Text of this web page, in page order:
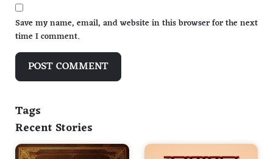
Save my name, email, and website in this browser for the next
time I comment.
Tags
Recent Stories